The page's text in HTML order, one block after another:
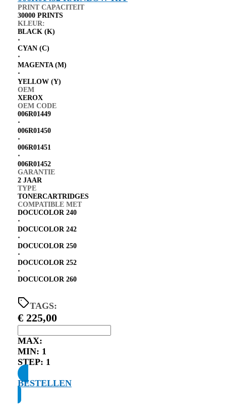
PRINT CAPACITEIT
30000 PRINTS
KLEUR:
BLACK (K)
⋅
CYAN (C)
⋅
MAGENTA (M)
⋅
YELLOW (Y)
OEM
XEROX
OEM CODE
006R01449
⋅
006R01450
⋅
006R01451
⋅
006R01452
GARANTIE
2 JAAR
TYPE
TONERCARTRIDGES
COMPATIBLE MET
DOCUCOLOR 240
⋅
DOCUCOLOR 242
⋅
DOCUCOLOR 250
⋅
DOCUCOLOR 252
⋅
DOCUCOLOR 260
TAGS:
€ 225,00
MAX:
MIN: 1
STEP: 1
BESTELLEN